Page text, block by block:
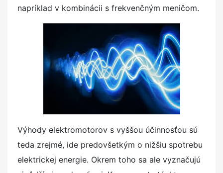
napríklad v kombinácii s frekvenčným meničom.
Výhody elektromotorov s vyššou účinnosťou sú
teda zrejmé, ide predovšetkým o nižšiu spotrebu
elektrickej energie. Okrem toho sa ale vyznačujú